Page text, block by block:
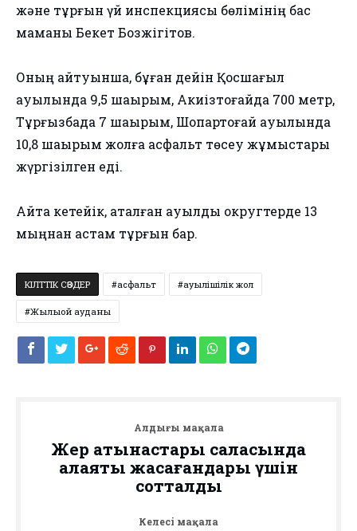
және тұрғын үй инспекциясы бөлімінің бас
маманы Бекет Бозжігітов.
Оның айтуынша, бұған дейін Қосшағыл
ауылында 9,5 шақырым, Ақкиізтоғайда 700 метр,
Тұрғызбада 7 шақырым, Шоқпартоғай ауылында
10,8 шақырым жолға асфальт төсеу жұмыстары
жүргізілген еді.
Айта кетейік, аталған ауылдық округтерде 13
мыңнан астам тұрғын бар.
КІЛТТІК СӨЗДЕР асфальт ауылішілік жол
Жылыой ауданы
Алдыңғы мақала
Жер қатынастары саласында
алаяқтық жасағандары үшін
сотталды
Келесі мақала